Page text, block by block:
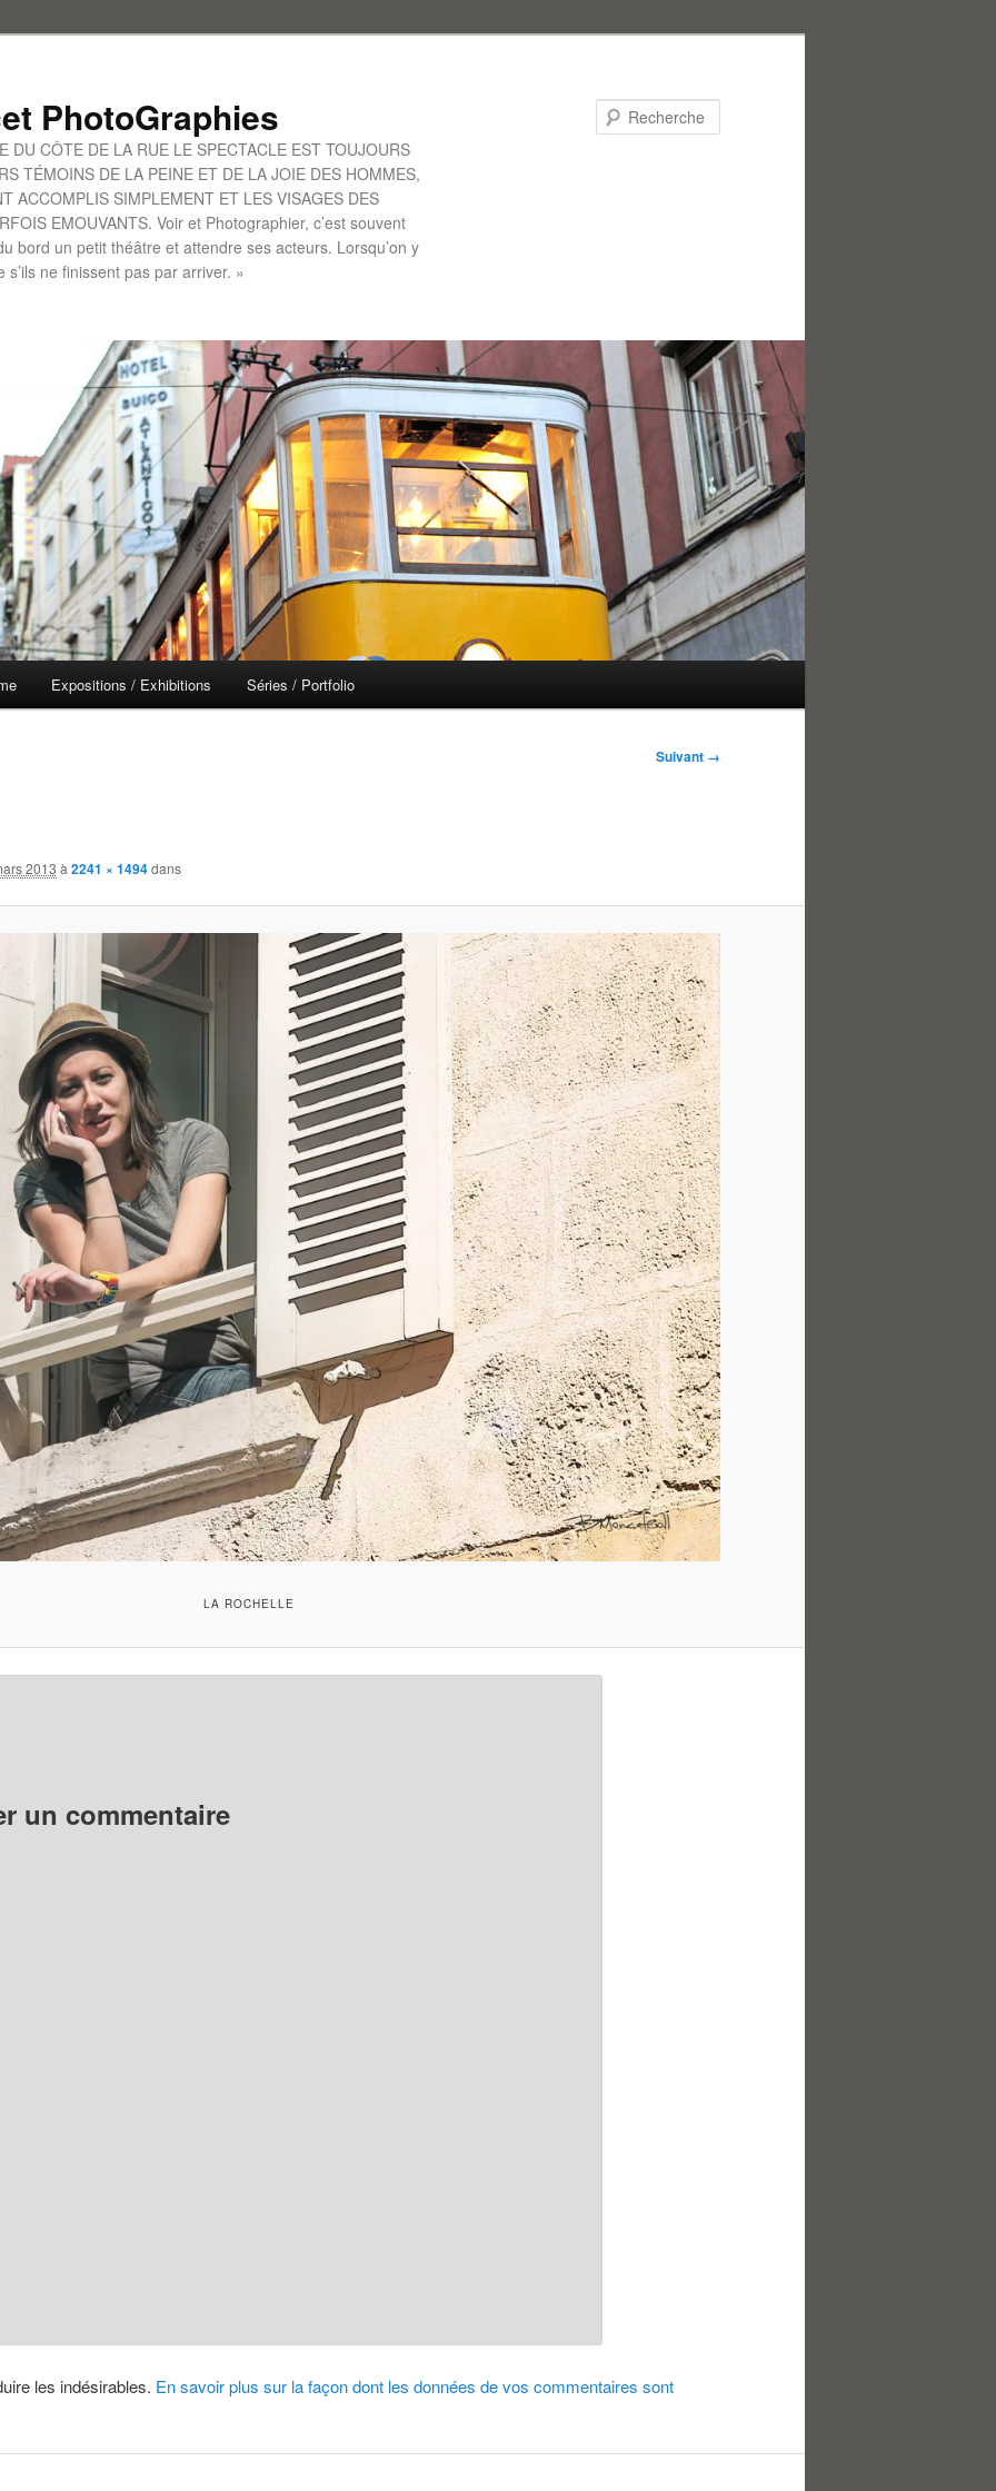
PhotoGraphies
DU CÔTE DE LA RUE LE SPECTACLE EST TOUJOURS
TÉMOINS DE LA PEINE ET DE LA JOIE DES HOMMES,
ACCOMPLIS SIMPLEMENT ET LES VISAGES DES
EMOUVANTS. Voir et Photographier, c’est souvent
bord un petit théâtre et attendre ses acteurs. Lorsqu’on y
ne finissent pas par arriver. »
Expositions / Exhibitions Séries / Portfolio
Suivant →
2013 à 2241 × 1494dans
LA ROCHELLE
un commentaire
les indésirables. En savoir plus sur la façon dont les données de vos commentaires sont